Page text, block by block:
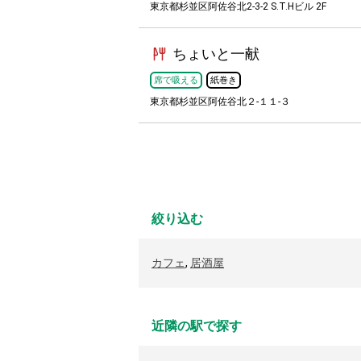
東京都杉並区阿佐谷北2-3-2 S.T.Hビル 2F
ちょいと一献
席で吸える 紙巻き
東京都杉並区阿佐谷北２-１１-３
絞り込む
カフェ, 居酒屋
近隣の駅で探す